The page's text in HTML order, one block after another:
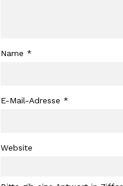
Name *
E-Mail-Adresse *
Website